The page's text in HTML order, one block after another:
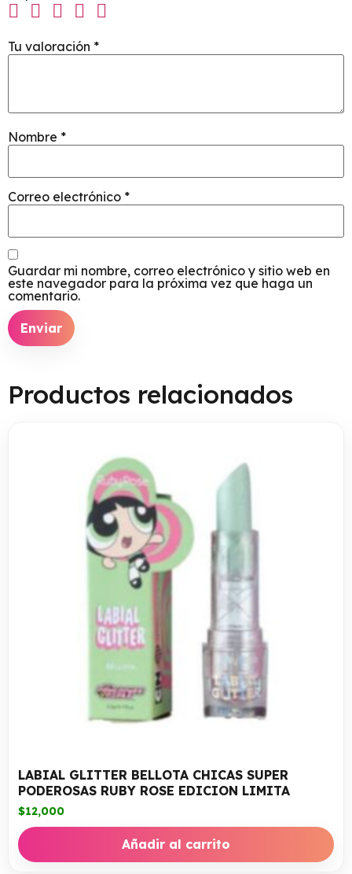
Tu valoración *
Nombre *
Correo electrónico *
Guardar mi nombre, correo electrónico y sitio web en
este navegador para la próxima vez que haga un
comentario.
Productos relacionados
LABIAL GLITTER BELLOTA CHICAS SUPER
PODEROSAS RUBY ROSE EDICION LIMITA
$12,000
Añadir al carrito